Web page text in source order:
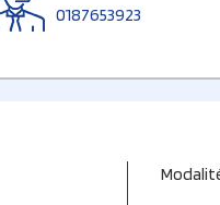
0187653923